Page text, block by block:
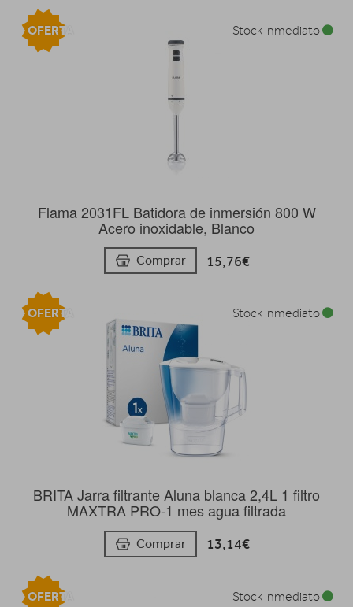
Flama 2031FL Batidora de inmersión 800 W
Acero inoxidable, Blanco
Comprar 15,76€
Stock inmediato
OFERTA
BRITA Jarra filtrante Aluna blanca 2,4L 1 filtro
MAXTRA PRO-1 mes agua filtrada
Comprar 13,14€
Stock inmediato
OFERTA
Stock inmediato
OFERTA